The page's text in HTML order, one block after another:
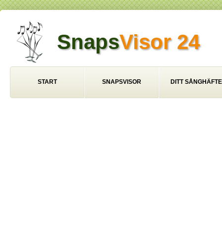
SnapsVisor 24
START SNAPSVISOR DITT SÅNGHÄFTE